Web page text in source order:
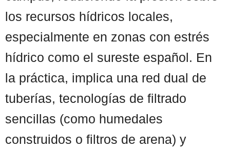
los recursos hídricos locales,
especialmente en zonas con estrés
hídrico como el sureste español. En
la práctica, implica una red dual de
tuberías, tecnologías de filtrado
sencillas (como humedales
construidos o filtros de arena) y